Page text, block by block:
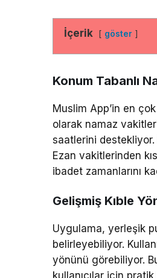
İçerik göster
Konum Tabanlı
Muslim App’in en
olarak namaz
saatlerini
Ezan vakitlerinden
ibadet zamanlarını
Gelişmiş Kıble
Uygulama, yerleşik
belirleyebiliyor.
yönünü görebiliyor.
kullanıcılar için